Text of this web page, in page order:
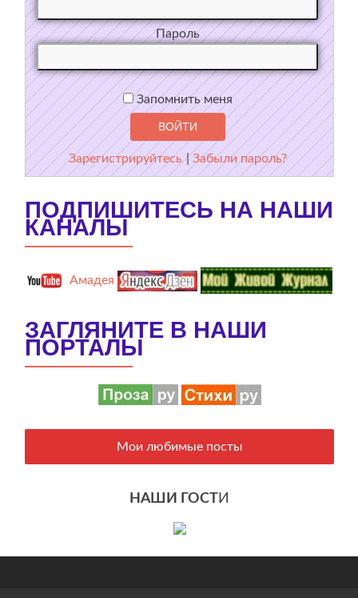
Пароль
Запомнить меня
Зарегистрируйтесь |Забыли пароль?
ПОДПИШИТЕСЬ НА НАШИ
КАНАЛЫ
Амадея
ЗАГЛЯНИТЕ В НАШИ
ПОРТАЛЫ
Мои любимые посты
НАШИ ГОСТИ